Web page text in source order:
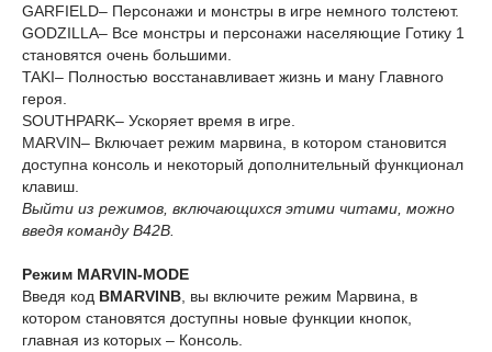
GARFIELD– Персонажи и монстры в игре немного толстеют.
GODZILLA– Все монстры и персонажи населяющие Готику 1
становятся очень большими.
TAKI– Полностью восстанавливает жизнь и ману Главного
героя.
SOUTHPARK– Ускоряет время в игре.
MARVIN– Включает режим марвина, в котором становится
доступна консоль и некоторый дополнительный функционал
клавиш.
Выйти из режимов, включающихся этими читами, можно
введя команду B42B.
Режим MARVIN-MODE
Введя код BMARVINB , вы включите режим Марвина, в
котором становятся доступны новые функции кнопок,
главная из которых – Консоль.